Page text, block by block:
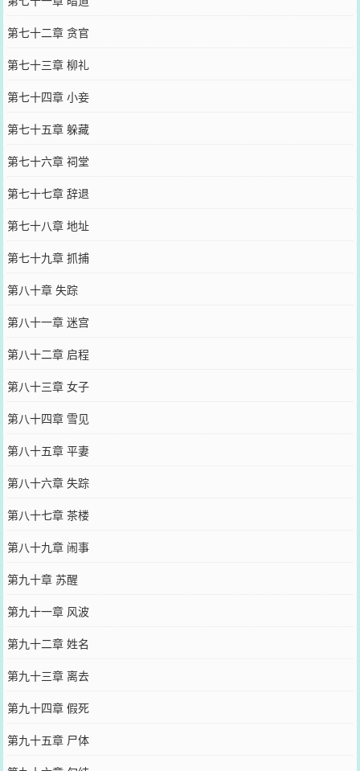
第七十二章 贪官
第七十三章 柳礼
第七十四章 小妾
第七十五章 躲藏
第七十六章 祠堂
第七十七章 辞退
第七十八章 地址
第七十九章 抓捕
第八十章 失踪
第八十一章 迷宫
第八十二章 启程
第八十三章 女子
第八十四章 雪见
第八十五章 平妻
第八十六章 失踪
第八十七章 茶楼
第八十九章 闹事
第九十章 苏醒
第九十一章 风波
第九十二章 姓名
第九十三章 离去
第九十四章 假死
第九十五章 尸体